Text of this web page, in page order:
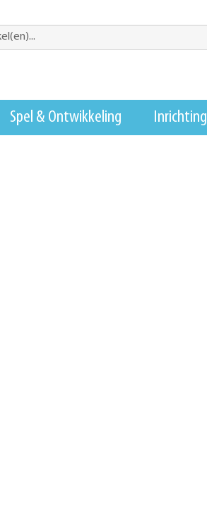
Spel & Ontwikkeling Inrichting